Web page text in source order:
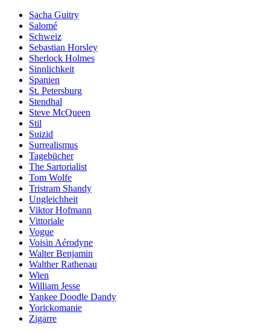
Sacha Guitry
Salomé
Schweiz
Sebastian Horsley
Sherlock Holmes
Sinnlichkeit
Spanien
St. Petersburg
Stendhal
Steve McQueen
Stil
Suizid
Surrealismus
Tagebücher
The Sartorialist
Tom Wolfe
Tristram Shandy
Ungleichheit
Viktor Hofmann
Vittoriale
Vogue
Voisin Aérodyne
Walter Benjamin
Walther Rathenau
Wien
William Jesse
Yankee Doodle Dandy
Yorickomanie
Zigarre